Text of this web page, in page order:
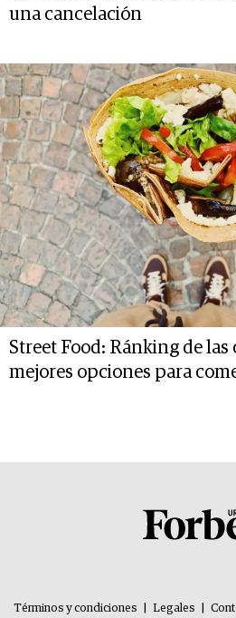
una cancelación
Street Food: Ránking de las
mejores opciones para
Términos y condiciones Legales